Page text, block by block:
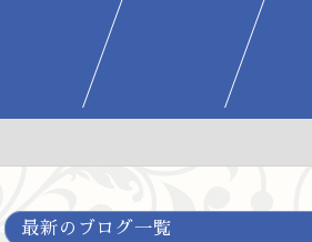
最新のブログ一覧